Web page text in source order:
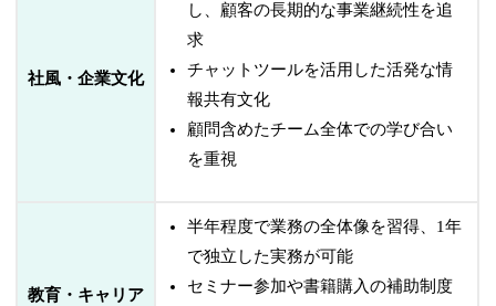
社風・企業文化
し、顧客の長期的な事業継続性を追
求
チャットツールを活用した活発な情
報共有文化
顧問含めたチーム全体での学び合い
を重視
教育・キャリア
半年程度で業務の全体像を習得、1年
で独立した実務が可能
セミナー参加や書籍購入の補助制度